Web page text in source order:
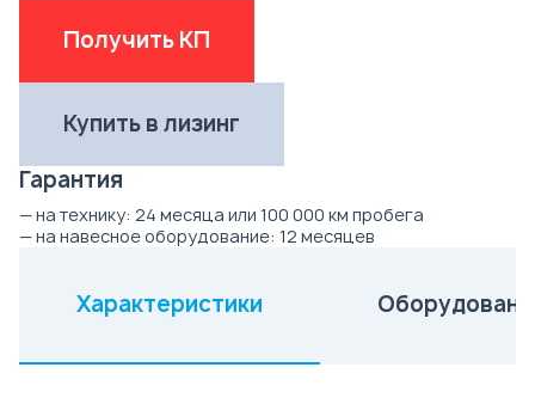
Получить КП
Купить в лизинг
Гарантия
— на технику: 24 месяца или 100 000 км пробега
— на навесное оборудование: 12 месяцев
Характеристики